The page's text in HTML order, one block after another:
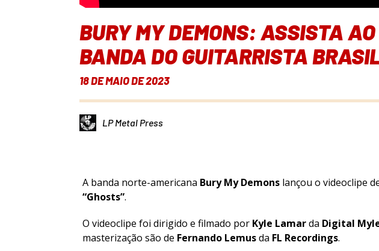
BURY MY DEMONS: ASSISTA
BANDA DO GUITARRISTA
18 DE MAIO DE 2023
LP Metal Press
A banda norte-americana Bury My Demons lançou o videoclipe
“Ghosts”.
O videoclipe foi dirigido e filmado por Kyle Lamarda Digital
masterização são de Fernando Lemusda FL Recordings.